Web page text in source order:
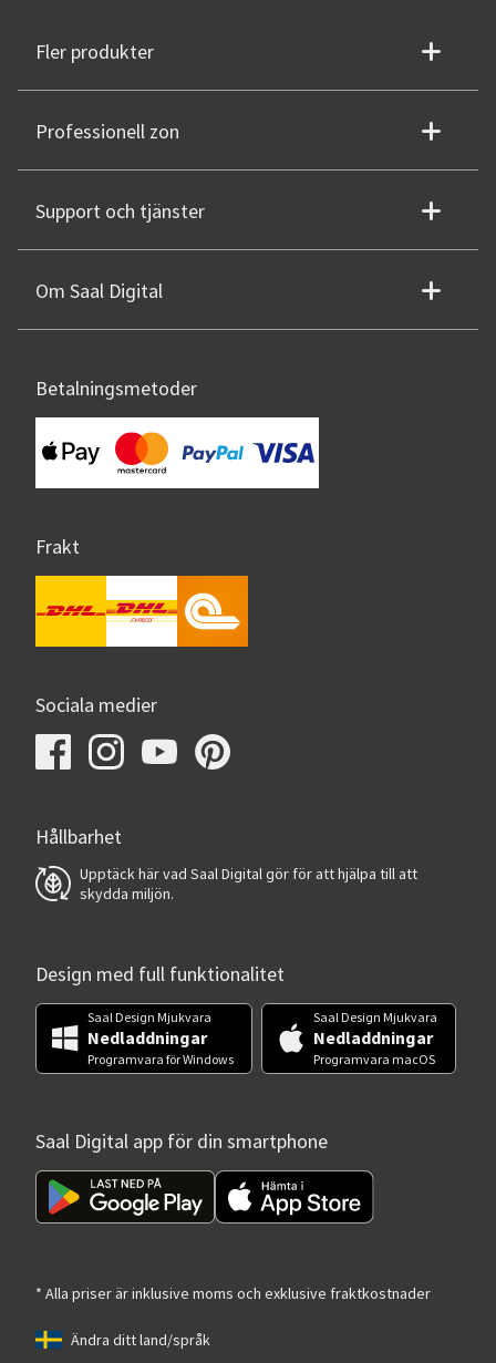
Fler produkter
Professionell zon
Support och tjänster
Om Saal Digital
Betalningsmetoder
Frakt
Sociala medier
Hållbarhet
Upptäck här vad Saal Digital gör för att hjälpa till att
skydda miljön.
Design med full funktionalitet
Saal Design Mjukvara
Nedladdningar
Programvara för Windows
Saal Design Mjukvara
Nedladdningar
Programvara macOS
Saal Digital app för din smartphone
* Alla priser är inklusive moms och exklusive fraktkostnader
Ändra ditt land/språk